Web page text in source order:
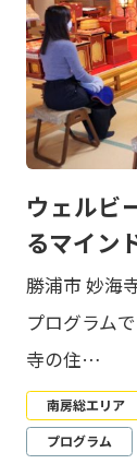
ウェルビ
るマイン
勝浦市 妙海
プログラム
寺の住…
南房総エリア
プログラム